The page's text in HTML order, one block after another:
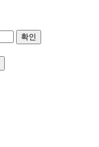
확인